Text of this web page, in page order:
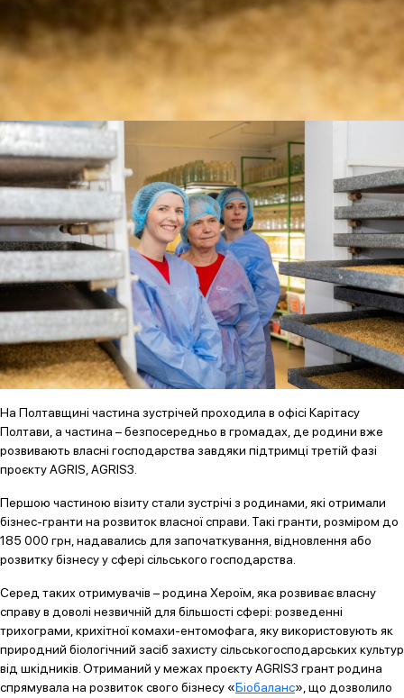
На Полтавщині частина зустрічей проходила в офісі Карітасу
Полтави, а частина – безпосередньо в громадах, де родини вже
розвивають власні господарства завдяки підтримці третій фазі
проєкту AGRIS, AGRIS3.
Першою частиною візиту стали зустрічі з родинами, які отримали
бізнес-гранти на розвиток власної справи. Такі гранти, розміром до
185 000 грн, надавались для започаткування, відновлення або
розвитку бізнесу у сфері сільського господарства.
Серед таких отримувачів – родина Хероїм, яка розвиває власну
справу в доволі незвичній для більшості сфері: розведенні
трихограми, крихітної комахи-ентомофага, яку використовують як
природний біологічний засіб захисту сільськогосподарських культур
від шкідників. Отриманий у межах проєкту AGRIS3 грант родина
спрямувала на розвиток свого бізнесу «Біобаланс», що дозволило